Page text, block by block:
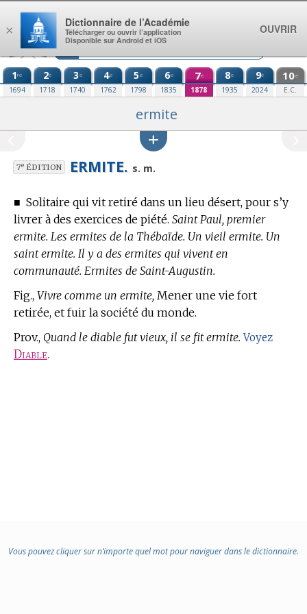
Aller au contenu
1re
1694
2e
1718
3e
1740
4e
1762
5e
1798
6e
1835
7e
1878
8e
1935
9e
2024
10e
E.C.
ermite
7eÉDITION ERMITE. s. m.
■ Solitaire qui vit retiré dans un lieu désert, pour s’y
livrer à des exercices de piété. Saint Paul, premier
ermite. Les ermites de la Thébaïde. Un vieil ermite. Un
saint ermite. Il y a des ermites qui vivent en
communauté. Ermites de Saint-Augustin.
Fig., Vivre comme un ermite, Mener une vie fort
retirée, et fuir la société du monde.
Prov., Quand le diable fut vieux, il se fit ermite. Voyez
Diable.
Vous pouvez cliquer sur n’importe quel mot pour naviguer dans le dictionnaire.
×
Dictionnaire de l’Académie
Télécharger ou ouvrir l’application
Disponible sur Android et iOS
OUVRIR